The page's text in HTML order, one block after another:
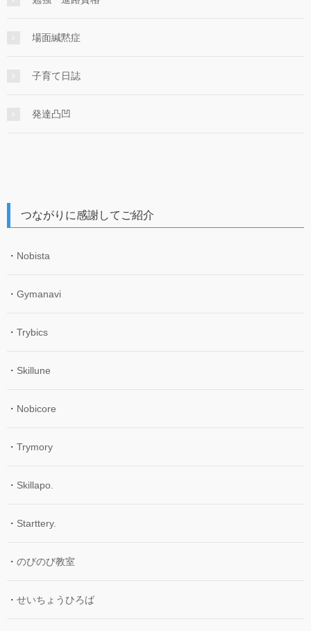
場面緘黙症
子育て日誌
発達凸凹
つながりに感謝してご紹介
・ Nobista
・ Gymanavi
・ Trybics
・ Skillune
・ Nobicore
・ Trymory
・ Skillapo.
・ Starttery.
・ のびのび教室
・ せいちょうひろば